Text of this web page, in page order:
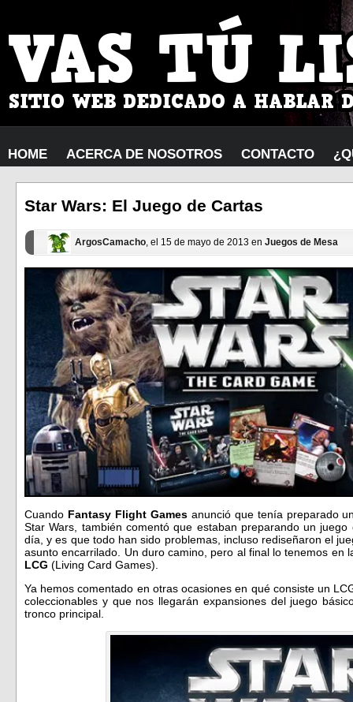
HOME ACERCA DE NOSOTROS CONTACTO
Star Wars: El Juego de Cartas
ArgosCamacho, el 15 de mayo de 2013 en Juegos de Mesa
Cuando Fantasy Flight Gamesanunció que tenía preparado
Star Wars, también comentó que estaban preparando un
día, y es que todo han sido problemas, incluso rediseñaron el
asunto encarrilado. Un duro camino, pero al final lo tenemos en
LCG (Living Card Games).
Ya hemos comentado en otras ocasiones en qué consiste un
coleccionables y que nos llegarán expansiones del juego
tronco principal.